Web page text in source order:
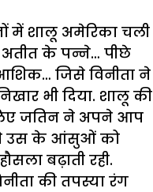
में शालू अमेरिका चली
के पन्ने… पीछे
जिसे विनीता ने
भी दिया. शालू की
जतिन ने अपने आप
ने उस के आंसुओं को
बढ़ाती रही.
की तपस्या रंग